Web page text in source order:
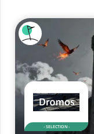
- SELECTION -